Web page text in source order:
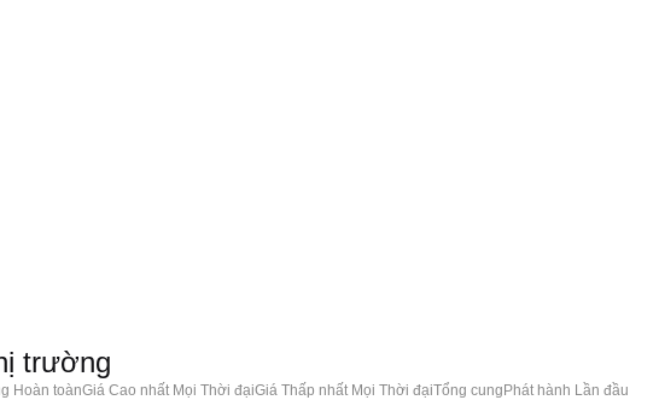
trường
Hoàn toànGiá Cao nhất Mọi Thời đạiGiá Thấp nhất Mọi Thời đạiTổng cung Phát hành Lần đầu